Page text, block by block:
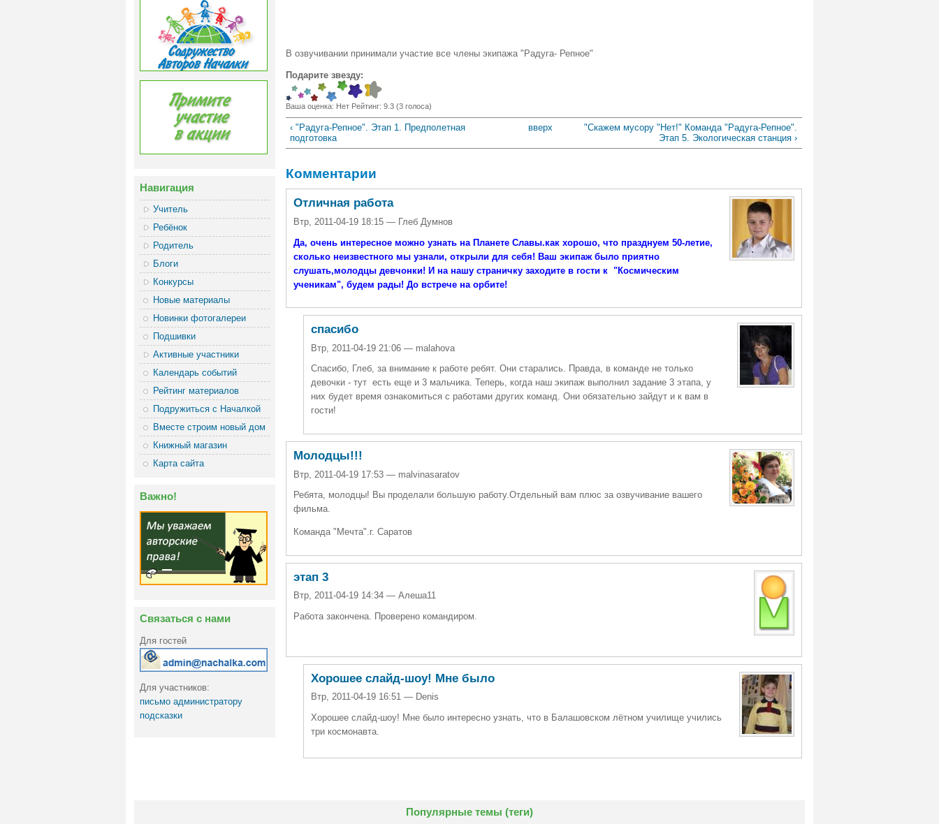
Навигация
Учитель
Ребёнок
Родитель
Блоги
Конкурсы
Новые материалы
Новинки фотогалереи
Подшивки
Активные участники
Календарь событий
Рейтинг материалов
Подружиться с Началкой
Вместе строим новый дом
Книжный магазин
Карта сайта
Важно!
Связаться с нами
Для гостей
Для участников:
письмо администратору
подсказки
В озвучивании принимали участие все члены экипажа "Радуга- Репное"
Подарите звезду:
Ваша оценка: Нет Рейтинг: 9.3 (3голоса)
‹ "Радуга-Репное". Этап 1. Предполетная
подготовка
вверх
"Скажем мусору "Нет!" Команда "Радуга-Репное".
Этап 5. Экологическая станция ›
Комментарии
Отличная работа
Втр, 2011-04-19 18:15 — Глеб Думнов
Да, очень интересное можно узнать на Планете Славы.как хорошо, что празднуем 50-летие,
сколько неизвестного мы узнали, открыли для себя! Ваш экипаж было приятно
слушать,молодцы девчонки! И на нашу страничку заходите в гости к "Космическим
ученикам", будем рады! До встрече на орбите!
спасибо
Втр, 2011-04-19 21:06 — malahova
Спасибо, Глеб, за внимание к работе ребят. Они старались. Правда, в команде не только
девочки - тут есть еще и 3 мальчика. Теперь, когда наш экипаж выполнил задание 3 этапа, у
них будет время ознакомиться с работами других команд. Они обязательно зайдут и к вам в
гости!
Молодцы!!!
Втр, 2011-04-19 17:53 — malvinasaratov
Ребята, молодцы! Вы проделали большую работу.Отдельный вам плюс за озвучивание вашего
фильма.
Команда "Мечта".г. Саратов
этап 3
Втр, 2011-04-19 14:34 — Алеша11
Работа закончена. Проверено командиром.
Хорошее слайд-шоу! Мне было
Втр, 2011-04-19 16:51 — Denis
Хорошее слайд-шоу! Мне было интересно узнать, что в Балашовском лётном училище учились
три космонавта.
Популярные темы (теги)